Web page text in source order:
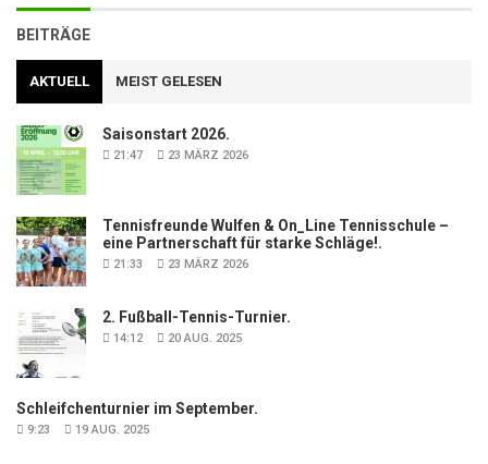
BEITRÄGE
AKTUELL MEIST GELESEN
Saisonstart 2026.
21:47 23 MÄRZ 2026
Tennisfreunde Wulfen & On_Line Tennisschule –
eine Partnerschaft für starke Schläge!.
21:33 23 MÄRZ 2026
2. Fußball-Tennis-Turnier.
14:12 20 AUG. 2025
Schleifchenturnier im September.
9:23 19 AUG. 2025